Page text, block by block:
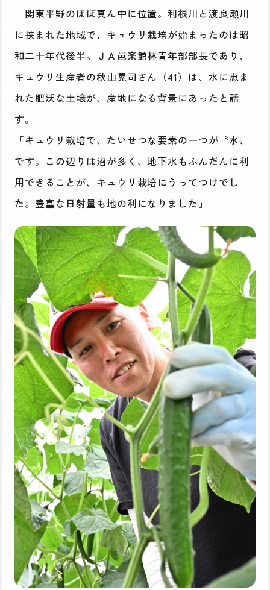
関東平野のほぼ真ん中に位置。利根川と渡良瀬川
に挟まれた地域で、キュウリ栽培が始まったのは昭
和二十年代後半。ＪＡ邑楽館林青年部部長であり、
キュウリ生産者の秋山晃司さん（41）は、水に恵ま
れた肥沃な土壌が、産地になる背景にあったと話
す。
「キュウリ栽培で、たいせつな要素の一つが〝水〟
です。この辺りは沼が多く、地下水もふんだんに利
用できることが、キュウリ栽培にうってつけでし
た。豊富な日射量も地の利になりました」